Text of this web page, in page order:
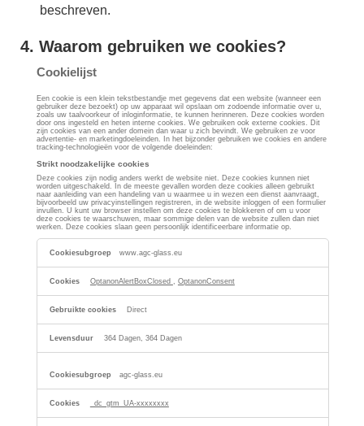
beschreven.
4. Waarom gebruiken we cookies?
Cookielijst
Een cookie is een klein tekstbestandje met gegevens dat een website (wanneer een
gebruiker deze bezoekt) op uw apparaat wil opslaan om zodoende informatie over u,
zoals uw taalvoorkeur of inloginformatie, te kunnen herinneren. Deze cookies worden
door ons ingesteld en heten interne cookies. We gebruiken ook externe cookies. Dit
zijn cookies van een ander domein dan waar u zich bevindt. We gebruiken ze voor
advertentie- en marketingdoeleinden. In het bijzonder gebruiken we cookies en andere
tracking-technologieën voor de volgende doeleinden:
Strikt noodzakelijke cookies
Deze cookies zijn nodig anders werkt de website niet. Deze cookies kunnen niet
worden uitgeschakeld. In de meeste gevallen worden deze cookies alleen gebruikt
naar aanleiding van een handeling van u waarmee u in wezen een dienst aanvraagt,
bijvoorbeeld uw privacyinstellingen registreren, in de website inloggen of een formulier
invullen. U kunt uw browser instellen om deze cookies te blokkeren of om u voor
deze cookies te waarschuwen, maar sommige delen van de website zullen dan niet
werken. Deze cookies slaan geen persoonlijk identificeerbare informatie op.
Strikt
noodzakelijke
www.agc-glass.eu
OptanonAlertBoxClosed OptanonConsent
Direct
364 Dagen, 364 Dagen
agc-glass.eu
_dc_gtm_UA-xxxxxxxx